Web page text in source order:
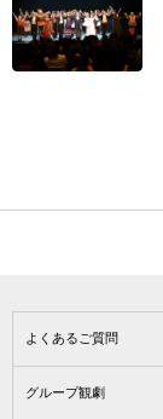
よくあるご質問
グループ観劇